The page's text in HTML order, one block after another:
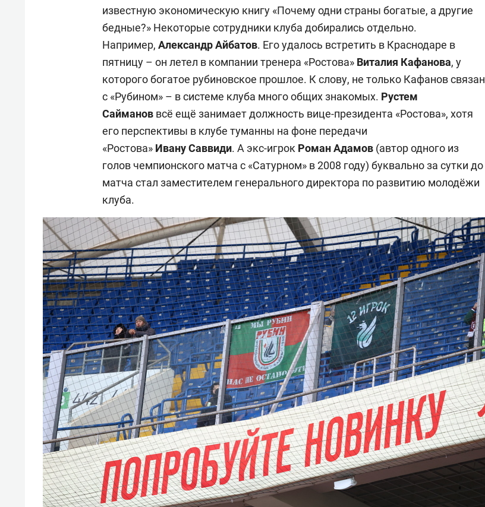
известную экономическую книгу «Почему одни страны богатые, а другие
бедные?» Некоторые сотрудники клуба добирались отдельно.
Например, Александр Айбатов. Его удалось встретить в Краснодаре в
пятницу – он летел в компании тренера «Ростова» Виталия Кафанова, у
которого богатое рубиновское прошлое. К слову, не только Кафанов связан
с «Рубином» – в системе клуба много общих знакомых. Рустем
Сайманов всё ещё занимает должность вице-президента «Ростова», хотя
его перспективы в клубе туманны на фоне передачи
«Ростова» ИвануСаввиди. А экс-игрок Роман Адамов (автор одного из
голов чемпионского матча с «Сатурном» в 2008 году) буквально за сутки до
матча стал заместителем генерального директора по развитию молодёжи
клуба.